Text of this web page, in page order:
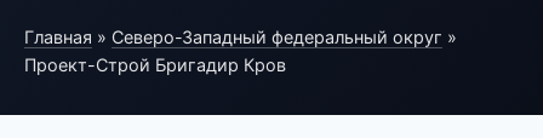
Главная » Северо-Западный федеральный округ »
Проект-Строй Бригадир Кров